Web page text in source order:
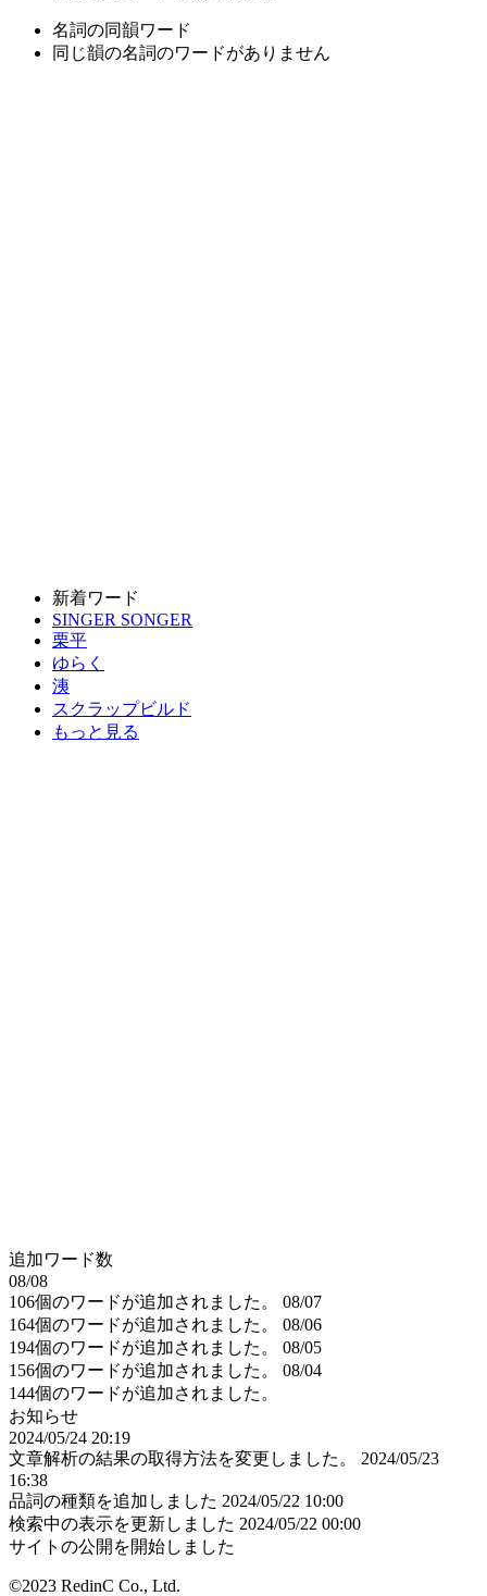
名詞の同韻ワード
同じ韻の名詞のワードがありません
新着ワード
SINGER SONGER
栗平
ゆらく
洟
スクラップビルド
もっと見る
追加ワード数
08/08
106個のワードが追加されました。
08/07
164個のワードが追加されました。
08/06
194個のワードが追加されました。
08/05
156個のワードが追加されました。
08/04
144個のワードが追加されました。
お知らせ
2024/05/24 20:19
文章解析の結果の取得方法を変更しました。
2024/05/23
16:38
品詞の種類を追加しました 2024/05/22 10:00
検索中の表示を更新しました 2024/05/22 00:00
サイトの公開を開始しました
©2023 RedinC Co., Ltd.